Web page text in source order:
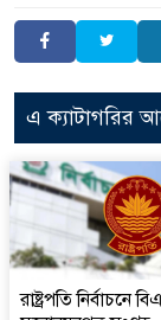
এ ক্যাটাগরির
রাষ্ট্রপতি নির্বাচনে